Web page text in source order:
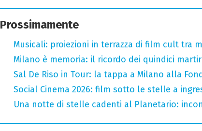
Prossimamente
Musicali: proiezioni in terrazza di film cult tra
Milano è memoria: il ricordo dei quindici
Sal De Riso in Tour: la tappa a Milano alla
Social Cinema 2026: film sotto le stelle a
Una notte di stelle cadenti al Planetario: